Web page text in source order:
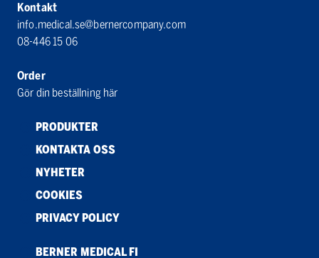
Kontakt
info.medical.se@bernercompany.com
08-446 15 06
Order
Gör din beställning här
PRODUKTER
KONTAKTA OSS
NYHETER
COOKIES
PRIVACY POLICY
BERNER MEDICAL FI